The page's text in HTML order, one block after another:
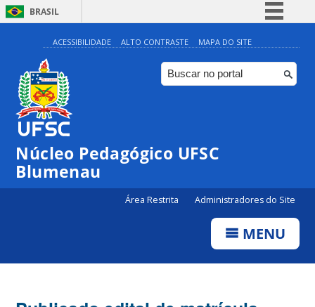
BRASIL
Simplifique!
Comunica BR
Participe
Canais
ACESSIBILIDADE ALTO CONTRASTE MAPA DO SITE
Núcleo Pedagógico UFSC
Blumenau
Área Restrita Administradores do Site
MENU